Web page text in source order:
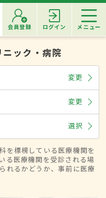
会員登録 ログイン メニュー
ニック・病院
変更
変更
選択
を標榜している医療機関を
る医療機関を受診される場
れるかどうか、事前に医療